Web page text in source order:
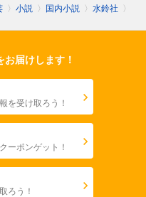
〉 小説 〉 国内小説 〉 水鈴社 〉
お届けします！
を受け取ろう！
ーポンゲット！
ろう！